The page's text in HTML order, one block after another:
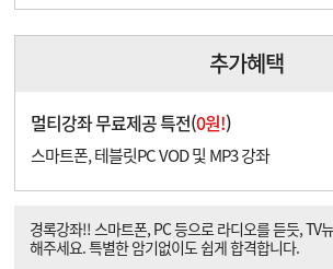
추가혜택
멀티강좌 무료제공 특전(0원!)
스마트폰, 테블릿PC VOD 및 MP3 강좌
경록강좌!! 스마트폰, PC 등으로 라디오를 듣듯, TV
해주세요. 특별한 암기없이도 쉽게 합격합니다.